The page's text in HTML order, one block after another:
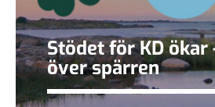
Stödet för KD
över spärren